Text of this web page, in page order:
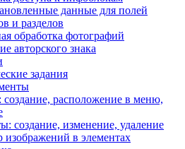
данные для полей
и разделов
обработка фотографий
авторского знака
задания
создание, расположение в меню,
создание, изменение, удаление
изображений в элементах